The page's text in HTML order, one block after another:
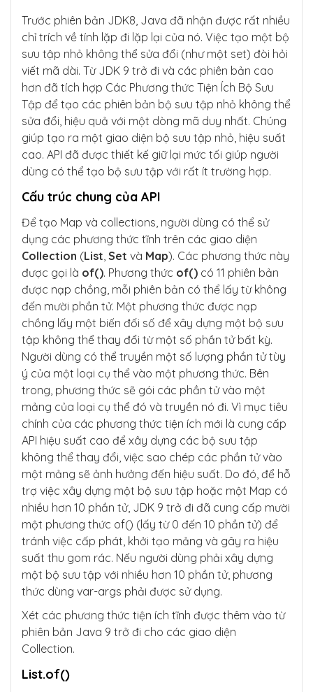
Trước phiên bản JDK8, Java đã nhận được rất nhiều
chỉ trích về tính lặp đi lặp lại của nó. Việc tạo một bộ
sưu tập nhỏ không thể sửa đổi (như một set) đòi hỏi
viết mã dài. Từ JDK 9 trở đi và các phiên bản cao
hơn đã tích hợp Các Phương thức Tiện Ích Bộ Sưu
Tập để tạo các phiên bản bộ sưu tập nhỏ không thể
sửa đổi, hiệu quả với một dòng mã duy nhất. Chúng
giúp tạo ra một giao diện bộ sưu tập nhỏ, hiệu suất
cao. API đã được thiết kế giữ lại mức tối giúp người
dùng có thể tạo bộ sưu tập với rất ít trường hợp.
Cấu trúc chung của API
Để tạo Map và collections, người dùng có thể sử
dụng các phương thức tĩnh trên các giao diện
Collection (List, Set và Map). Các phương thức này
được gọi là of(). Phương thức of() có 11 phiên bản
được nạp chồng, mỗi phiên bản có thể lấy từ không
đến mười phần tử. Một phương thức được nạp
chồng lấy một biến đối số để xây dựng một bộ sưu
tập không thể thay đổi từ một số phần tử bất kỳ.
Người dùng có thể truyền một số lượng phần tử tùy
ý của một loại cụ thể vào một phương thức. Bên
trong, phương thức sẽ gói các phần tử vào một
mảng của loại cụ thể đó và truyền nó đi. Vì mục tiêu
chính của các phương thức tiện ích mới là cung cấp
API hiệu suất cao để xây dựng các bộ sưu tập
không thể thay đổi, việc sao chép các phần tử vào
một mảng sẽ ảnh hưởng đến hiệu suất. Do đó, để hỗ
trợ việc xây dựng một bộ sưu tập hoặc một Map có
nhiều hơn 10 phần tử, JDK 9 trở đi đã cung cấp mười
một phương thức of() (lấy từ 0 đến 10 phần tử) để
tránh việc cấp phát, khởi tạo mảng và gây ra hiệu
suất thu gom rác. Nếu người dùng phải xây dựng
một bộ sưu tập với nhiều hơn 10 phần tử, phương
thức dùng var-args phải được sử dụng.
Xét các phương thức tiện ích tĩnh được thêm vào từ
phiên bản Java 9 trở đi cho các giao diện
Collection.
List.of()